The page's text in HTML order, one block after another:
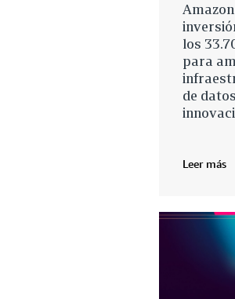
los
para
de
Leer más